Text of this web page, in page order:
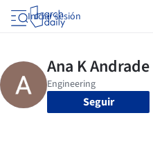
Iniciar sesión
Seguir